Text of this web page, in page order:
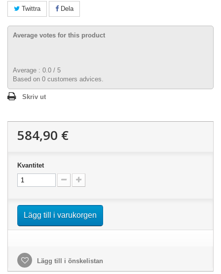
Twittra Dela
Average votes for this product
Average : 0.0 / 5
Based on 0 customers advices.
Skriv ut
584,90 €
Kvantitet
Lägg till i varukorgen
Lägg till i önskelistan